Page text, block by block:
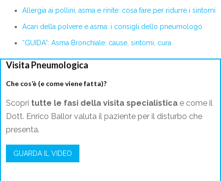
Allergia ai pollini, asma e rinite: cosa fare per ridurre i sintomi
Acari della polvere e asma: i consigli dello pneumologo
“GUIDA”: Asma Bronchiale: cause, sintomi, cura
Visita Pneumologica
Che cos’è (e come viene fatta)?
Scopri tutte le fasi della visita specialistica e come il
Dott. Enrico Ballor valuta il paziente per il disturbo che
presenta.
GUARDA IL VIDEO